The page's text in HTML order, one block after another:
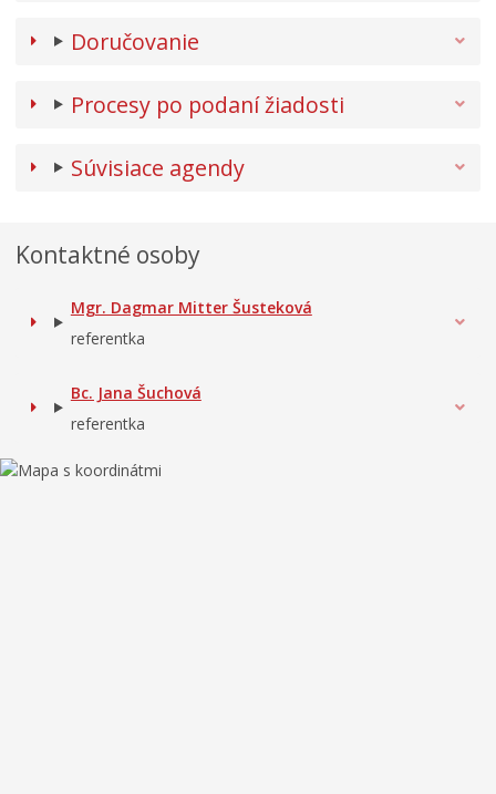
Doručovanie
Procesy po podaní žiadosti
Súvisiace agendy
Kontaktné osoby
Mgr. Dagmar Mitter Šusteková
referentka
Bc. Jana Šuchová
referentka